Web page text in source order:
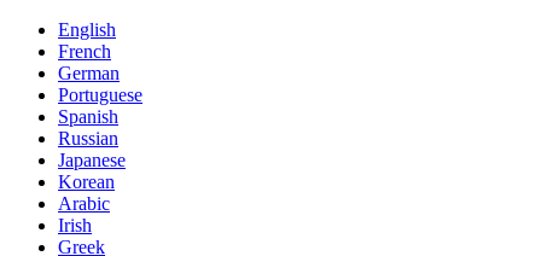
English
French
German
Portuguese
Spanish
Russian
Japanese
Korean
Arabic
Irish
Greek